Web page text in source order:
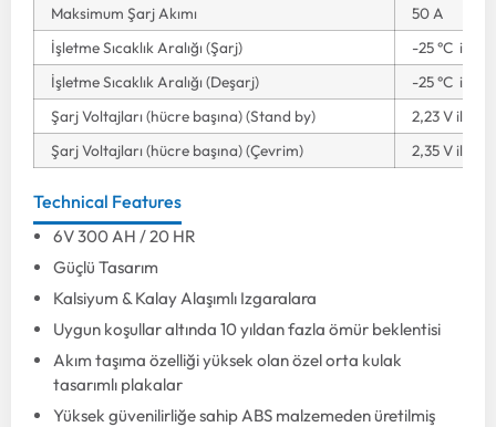
Maksimum Şarj Akımı
50 A
İşletme Sıcaklık Aralığı (Şarj)
-25 °C ile
İşletme Sıcaklık Aralığı (Deşarj)
-25 °C ile
Şarj Voltajları (hücre başına) (Stand by)
2,23 V ile
Şarj Voltajları (hücre başına) (Çevrim)
2,35 V ile
Technical Features
6V 300 AH / 20 HR
Güçlü Tasarım
Kalsiyum & Kalay Alaşımlı Izgaralara
Uygun koşullar altında 10 yıldan fazla ömür beklentisi
Akım taşıma özelliği yüksek olan özel orta kulak
tasarımlı plakalar
Yüksek güvenilirliğe sahip ABS malzemeden üretilmiş